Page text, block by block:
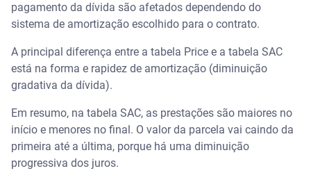
pagamento da dívida são afetados dependendo do
sistema de amortização escolhido para o contrato.
A principal diferença entre a tabela Price e a tabela SAC
está na forma e rapidez de amortização (diminuição
gradativa da dívida).
Em resumo, na tabela SAC, as prestações são maiores no
início e menores no final. O valor da parcela vai caindo da
primeira até a última, porque há uma diminuição
progressiva dos juros.